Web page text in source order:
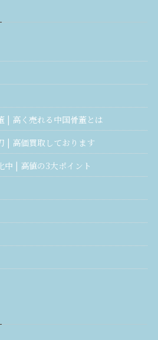
| 高く売れる中国骨董とは
| 高価買取しております
中 | 高値の3大ポイント